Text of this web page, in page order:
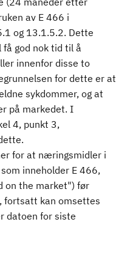
av E 466 i
og 13.1.5.2. Dette
god nok tid til å
innenfor disse to
for dette er at
sykdommer, og at
på markedet. I
4, punkt 3,
for at næringsmidler i
inneholder E 466,
on the market") før
fortsatt kan omsettes
datoen for siste